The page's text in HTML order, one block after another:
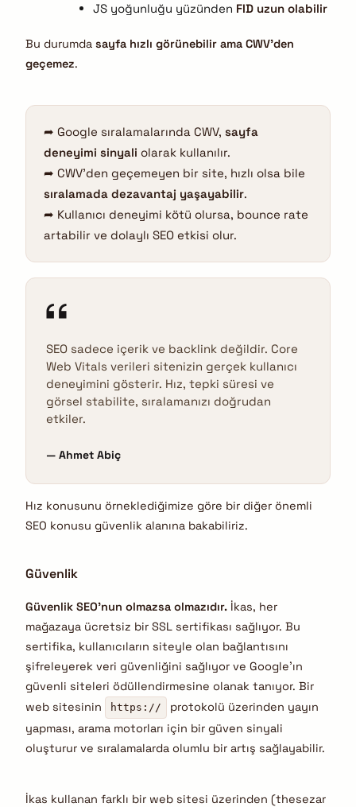
JS yoğunluğu yüzünden FID uzun olabilir
Bu durumda sayfa hızlı görünebilir ama CWV’den
geçemez.
➦ Google sıralamalarında CWV, sayfa
deneyimi sinyali olarak kullanılır.
➦ CWV’den geçemeyen bir site, hızlı olsa bile
sıralamada dezavantaj yaşayabilir.
➦ Kullanıcı deneyimi kötü olursa, bounce rate
artabilir ve dolaylı SEO etkisi olur.
SEO sadece içerik ve backlink değildir. Core
Web Vitals verileri sitenizin gerçek kullanıcı
deneyimini gösterir. Hız, tepki süresi ve
görsel stabilite, sıralamanızı doğrudan
etkiler.
Ahmet Abiç
Hız konusunu örneklediğimize göre bir diğer önemli
SEO konusu güvenlik alanına bakabiliriz.
Güvenlik
Güvenlik SEO’nun olmazsa olmazıdır. İkas, her
mağazaya ücretsiz bir SSL sertifikası sağlıyor. Bu
sertifika, kullanıcıların siteyle olan bağlantısını
şifreleyerek veri güvenliğini sağlıyor ve Google’ın
güvenli siteleri ödüllendirmesine olanak tanıyor. Bir
web sitesinin
https://
protokolü üzerinden yayın
yapması, arama motorları için bir güven sinyali
oluşturur ve sıralamalarda olumlu bir artış sağlayabilir.
İkas kullanan farklı bir web sitesi üzerinden (thesezar